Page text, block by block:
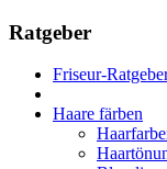
Ratgeber
Friseur-
Haare färben